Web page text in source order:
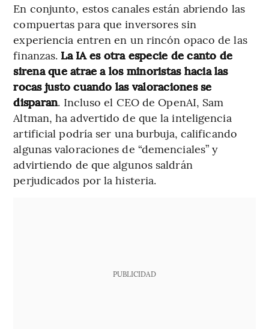
En conjunto, estos canales están abriendo las
compuertas para que inversores sin
experiencia entren en un rincón opaco de las
finanzas. La IA es otra especie de canto de
sirena que atrae a los minoristas hacia las
rocas justo cuando las valoraciones se
disparan. Incluso el CEO de OpenAI, Sam
Altman, ha advertido de que la inteligencia
artificial podría ser una burbuja, calificando
algunas valoraciones de “demenciales” y
advirtiendo de que algunos saldrán
perjudicados por la histeria.
PUBLICIDAD